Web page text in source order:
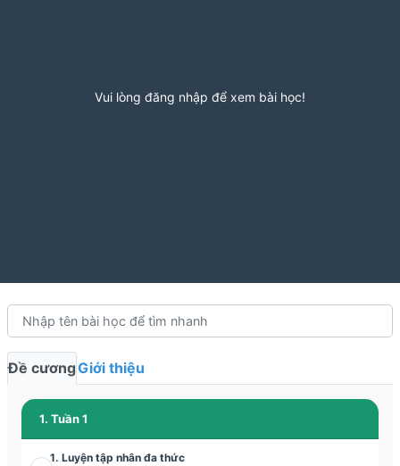
Vui lòng đăng nhập để xem bài học!
Đề cươngGiới thiệu
1. Tuần 1
1. Luyện tập nhân đa thức